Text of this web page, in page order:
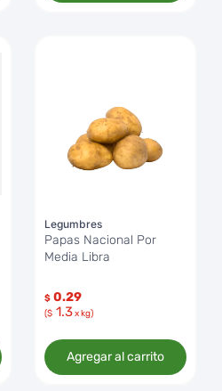
Legumbres
Papas Nacional Por
Media Libra
$ 0.29
($ 1.3x kg)
Agregar al carrito